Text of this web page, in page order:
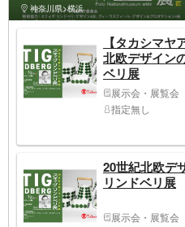
神奈川県>横浜
【タカシマ
北欧デザイン
ベリ展
展示会・展覧会
指定無し
20世紀北欧デ
リンドベリ展
展示会・展覧会